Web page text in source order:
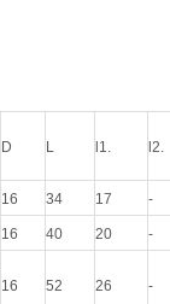
D L l1. l2.
16 34 17 -
16 40 20 -
16 52 26 -